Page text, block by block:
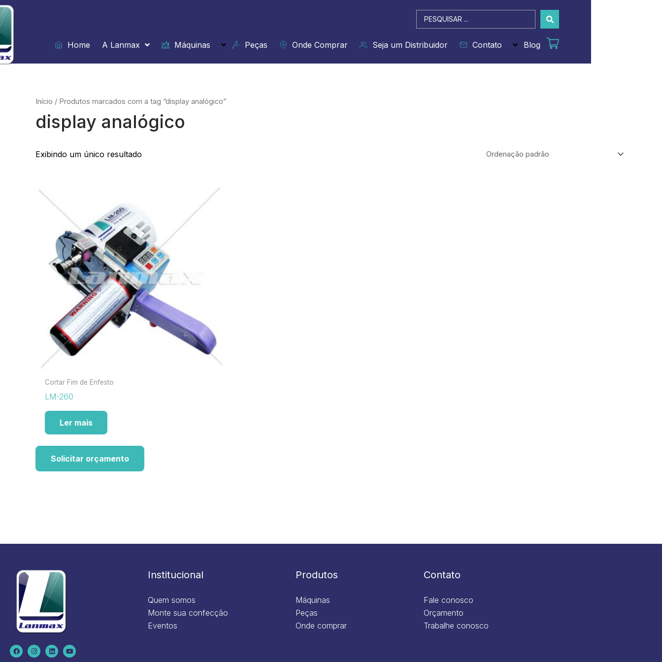
Ir
para
o
conteúdo
Pesquisar
...
Home
A Lanmax Máquinas Peças Onde Comprar Seja um Distribuidor Contato Blog
Início / Produtos marcados com a tag “display analógico”
display analógico
Exibindo um único resultado
Cortar Fim de Enfesto
LM-260
Ler mais
Solicitar orçamento
F
a
c
I
n
s
L
i
n
Y
o
u
Institucional
Quem somos
Monte sua confecção
Eventos
Produtos
Máquinas
Peças
Onde comprar
Contato
Fale conosco
Orçamento
Trabalhe conosco